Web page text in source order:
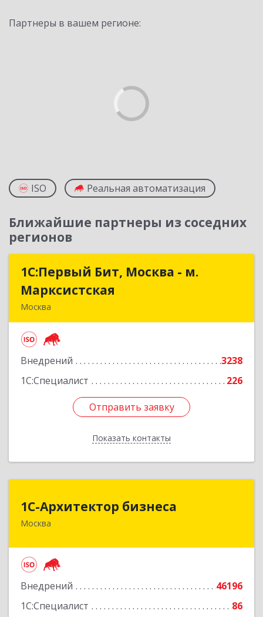
Партнеры в вашем регионе:
ISO Реальная автоматизация
Ближайшие партнеры из соседних
регионов
1С:Первый Бит, Москва - м.
Марксистская
Москва
Внедрений
3238
1С:Специалист
226
Отправить заявку
Показать контакты
1С:Первый Бит, Москва - м.
Подробнее
Отправить заявку
Назад
1С-Архитектор бизнеса
Москва
Внедрений
46196
1С:Специалист
86
1С-Архитектор бизнеса
115114, Москва г, Кожевнический 2-й пер, дом